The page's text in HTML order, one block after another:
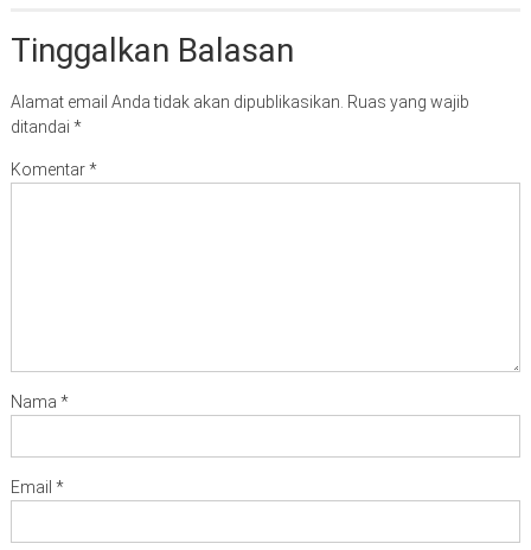
Tinggalkan Balasan
Alamat email Anda tidak akan dipublikasikan. Ruas yang wajib
ditandai *
Komentar*
Nama *
Email *